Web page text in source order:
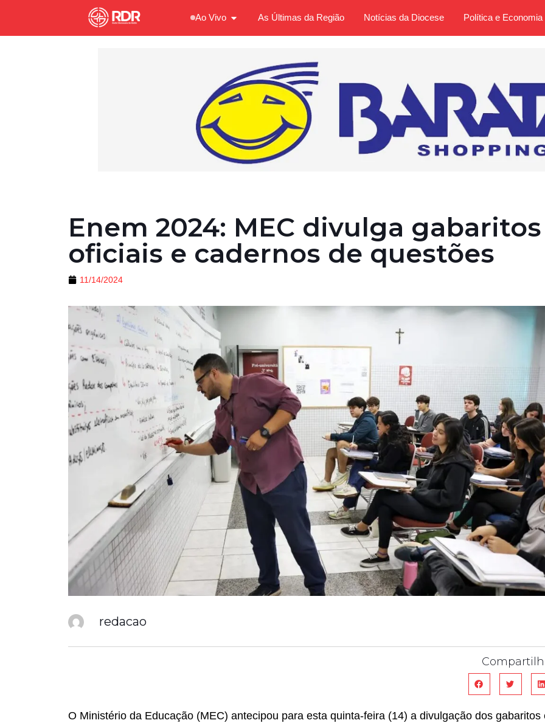
Ao Vivo As Últimas da Região Notícias da Diocese Política e Economia
Enem 2024: MEC divulga gabaritos
oficiais e cadernos de questões
11/14/2024
redacao
O Ministério da Educação (MEC) antecipou para esta quinta-feira (14) a divulgação dos gabaritos